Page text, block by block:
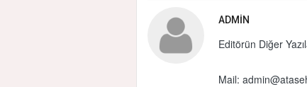
ADMIN
Editörün Diğer
Mail: